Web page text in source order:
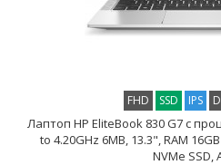
FHD SSD IPS
Лаптоп HP EliteBook 830 G7 с
to 4.20GHz 6MB, 13.3", RAM
NVMe SSD,